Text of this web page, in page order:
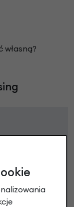
własną?